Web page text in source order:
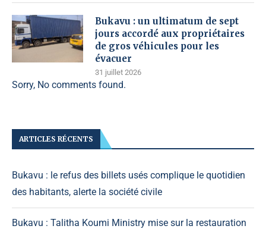
Bukavu : un ultimatum de sept
jours accordé aux propriétaires
de gros véhicules pour les
évacuer
31 juillet 2026
Sorry, No comments found.
ARTICLES RÉCENTS
Bukavu : le refus des billets usés complique le quotidien
des habitants, alerte la société civile
Bukavu : Talitha Koumi Ministry mise sur la restauration